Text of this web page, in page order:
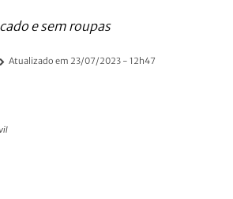
e sem roupas
Atualizado em 23/07/2023 - 12h47